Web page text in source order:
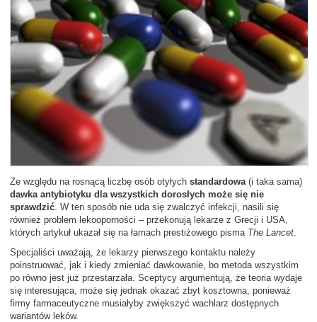
Ze względu na rosnącą liczbę osób otyłych standardowa (i taka sama)
dawka antybiotyku dla wszystkich dorosłych może się nie
sprawdzić . W ten sposób nie uda się zwalczyć infekcji, nasili się
również problem lekooporności – przekonują lekarze z Grecji i USA,
których artykuł ukazał się na łamach prestiżowego pisma The Lancet
Specjaliści uważają, że lekarzy pierwszego kontaktu należy
poinstruować, jak i kiedy zmieniać dawkowanie, bo metoda wszystkim
po równo jest już przestarzała. Sceptycy argumentują, że teoria wydaje
się interesująca, może się jednak okazać zbyt kosztowna, ponieważ
firmy farmaceutyczne musiałyby zwiększyć wachlarz dostępnych
wariantów leków.